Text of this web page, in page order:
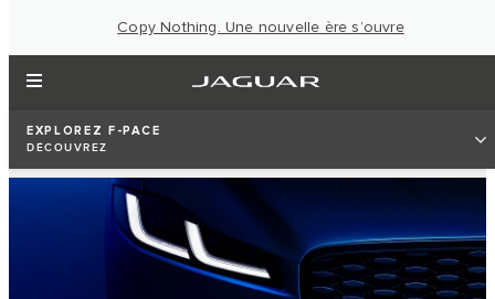
Copy Nothing. Une nouvelle ère s’ouvre
EXPLOREZ F-PACE
DÉCOUVREZ